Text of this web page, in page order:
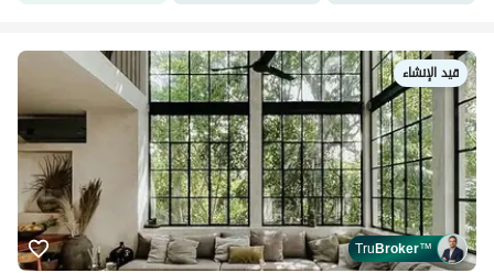
قيد الإنشاء
TruBroker™